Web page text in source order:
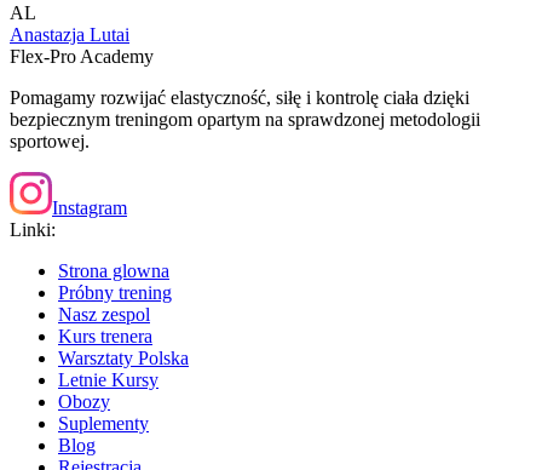
AL
Anastazja Lutai
Flex-Pro Academy
Pomagamy rozwijać elastyczność, siłę i kontrolę ciała dzięki
bezpiecznym treningom opartym na sprawdzonej metodologii
sportowej.
Instagram
Linki:
Strona glowna
Próbny trening
Nasz zespol
Kurs trenera
Warsztaty Polska
Letnie Kursy
Obozy
Suplementy
Blog